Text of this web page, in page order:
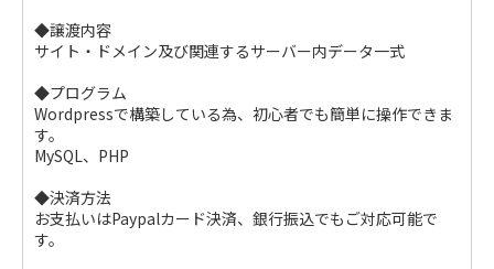
◆譲渡内容
サイト・ドメイン及び関連するサーバー内データ一式
◆プログラム
Wordpressで構築している為、初心者でも簡単に操作できま
す。
MySQL、PHP
◆決済方法
お支払いはPaypalカード決済、銀行振込でもご対応可能で
す。